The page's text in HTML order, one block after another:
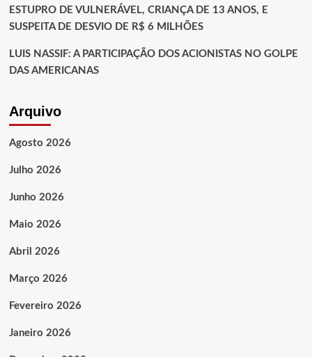
ESTUPRO DE VULNERÁVEL, CRIANÇA DE 13 ANOS, E
SUSPEITA DE DESVIO DE R$ 6 MILHÕES
LUIS NASSIF: A PARTICIPAÇÃO DOS ACIONISTAS NO GOLPE
DAS AMERICANAS
Arquivo
Agosto 2026
Julho 2026
Junho 2026
Maio 2026
Abril 2026
Março 2026
Fevereiro 2026
Janeiro 2026